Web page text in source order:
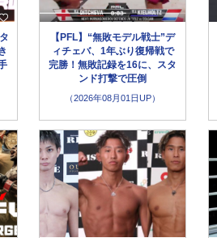
【PFL】“無敗モデル戦士”デ
ィチェバ、1年ぶり復帰戦で
完勝！無敗記録を16に、スタ
ンド打撃で圧倒
（2026年08月01日UP）